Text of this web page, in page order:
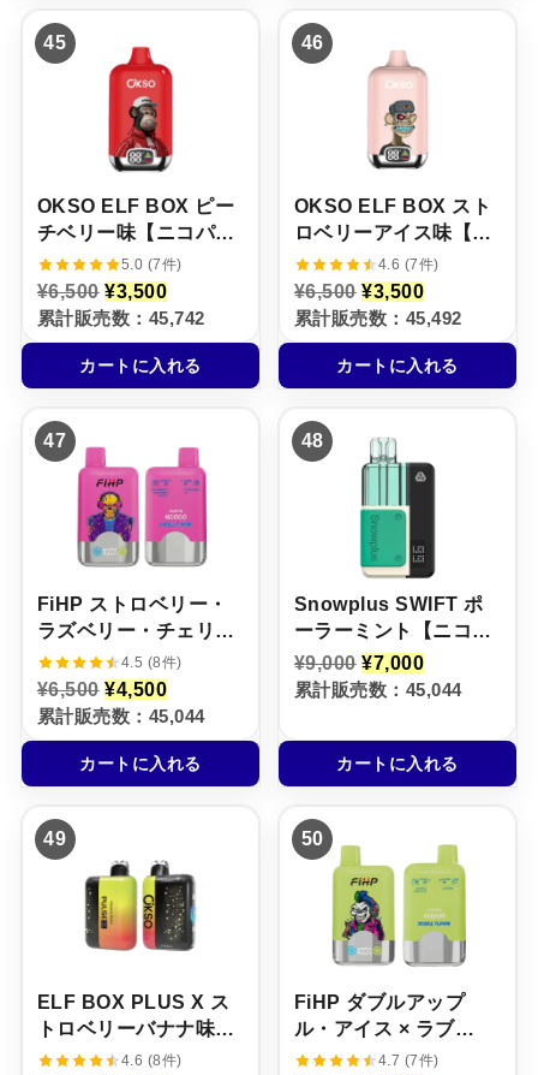
0
0
た
。
5
0
す
。
5
で
し
た
45
OKSO ELF BOX ピー
チベリー味【ニコパ
フ】5%
5.0 (7件)
¥6,500 元
の
価
格
は
¥
5
0
0
で
し
た
。
¥3,500現
在
の
価
格
は
5
0
0
で
す
。
累計販売数：45,742
カートに入れる
46
OKSO ELF BOX スト
ロベリーアイス味【ニ
コパフ】5%4.6 (7件)
¥6,500 元
の
価
格
は
¥
5
0
で
し
た
。
¥3,500現
在
の
価
格
は
5
0
。
累計販売数：45,492
カートに入れる
47
FiHP ストロベリー・
ラズベリー・チェリー
× ストロベリー・アイ
ス【ニコパフ】5%
4.5 (8件)
¥6,500 元
の
価
格
は
¥
0
0
で
し
た
。
¥4,500現
在
の
価
格
は
5
0
0
で
す
。
累計販売数：45,044
カートに入れる
48
Snowplus SWIFT ポ
ーラーミント【ニコパ
フ】3%
¥9,000 元
の
価
は
¥
0
で
し
た
。
¥7,000現
在
の
格
は
¥
0
で
す
。
累計販売数：45,044
カートに入れる
49
ELF BOX PLUS X ス
トロベリーバナナ味
【ニコパフ】5%
4.6 (8件)
50
FiHP ダブルアップ
ル・アイス × ラブ
66【ニコパフ】5%
4.7 (7件)